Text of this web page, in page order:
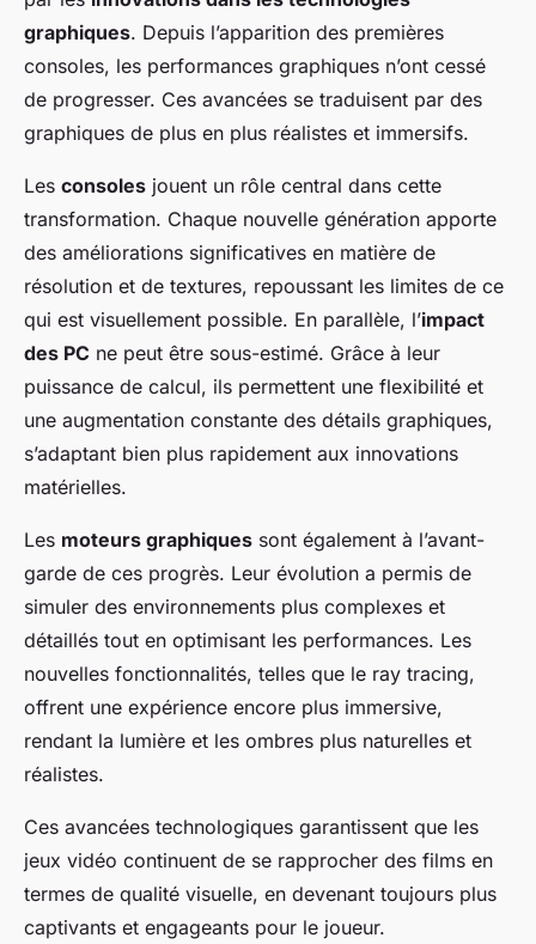
graphiques. Depuis l’apparition des premières
consoles, les performances graphiques n’ont cessé
de progresser. Ces avancées se traduisent par des
graphiques de plus en plus réalistes et immersifs.
Les consoles jouent un rôle central dans cette
transformation. Chaque nouvelle génération apporte
des améliorations significatives en matière de
résolution et de textures, repoussant les limites de ce
qui est visuellement possible. En parallèle, l’impact
des PC ne peut être sous-estimé. Grâce à leur
puissance de calcul, ils permettent une flexibilité et
une augmentation constante des détails graphiques,
s’adaptant bien plus rapidement aux innovations
matérielles.
Les moteurs graphiques sont également à l’avant-
garde de ces progrès. Leur évolution a permis de
simuler des environnements plus complexes et
détaillés tout en optimisant les performances. Les
nouvelles fonctionnalités, telles que le ray tracing,
offrent une expérience encore plus immersive,
rendant la lumière et les ombres plus naturelles et
réalistes.
Ces avancées technologiques garantissent que les
jeux vidéo continuent de se rapprocher des films en
termes de qualité visuelle, en devenant toujours plus
captivants et engageants pour le joueur.